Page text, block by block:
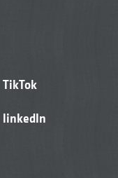
TikTok
linkedIn